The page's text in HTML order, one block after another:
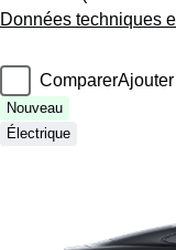
Données techniques
Comparer
Nouveau
Électrique